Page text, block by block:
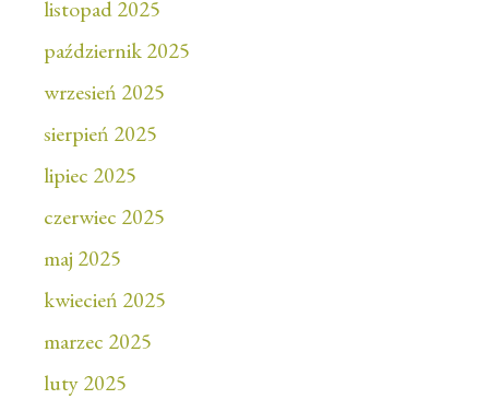
listopad 2025
październik 2025
wrzesień 2025
sierpień 2025
lipiec 2025
czerwiec 2025
maj 2025
kwiecień 2025
marzec 2025
luty 2025